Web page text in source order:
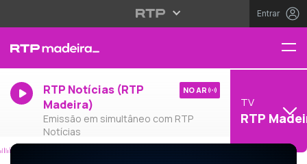
Entrar
RTP Notícias (RTP
Madeira)
Emissão em simultâneo com RTP
Notícias
NO AR
TV
RTP